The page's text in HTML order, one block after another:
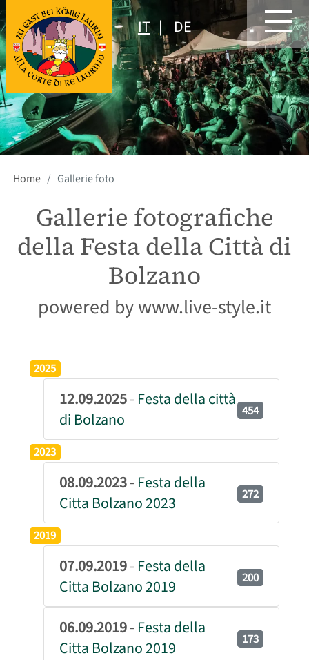
IT DE
Home Gallerie foto
Gallerie fotografiche
della Festa della Città di
Bolzano
powered by www.live-style.it
2025
12.09.2025- Festa della città
di Bolzano
454
2023
08.09.2023- Festa della
Citta Bolzano 2023
272
2019
07.09.2019- Festa della
Citta Bolzano 2019
200
06.09.2019- Festa della
Citta Bolzano 2019
173